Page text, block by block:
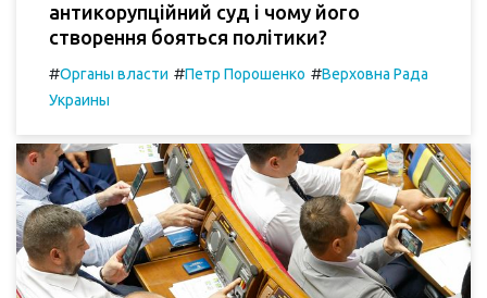
антикорупційний суд і чому його
створення бояться політики?
#Органы власти #Петр Порошенко #Верховна Рада
Украины